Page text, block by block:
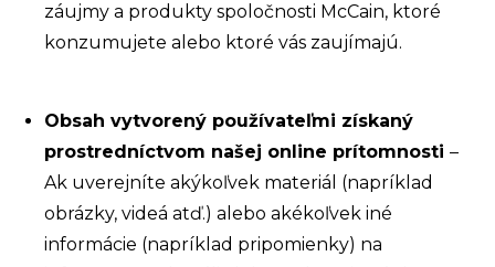
záujmy a produkty spoločnosti McCain, ktoré
konzumujete alebo ktoré vás zaujímajú.
Obsah vytvorený používateľmi získaný
prostredníctvom našej online prítomnosti –
Ak uverejníte akýkoľvek materiál (napríklad
obrázky, videá atď.) alebo akékoľvek iné
informácie (napríklad pripomienky) na